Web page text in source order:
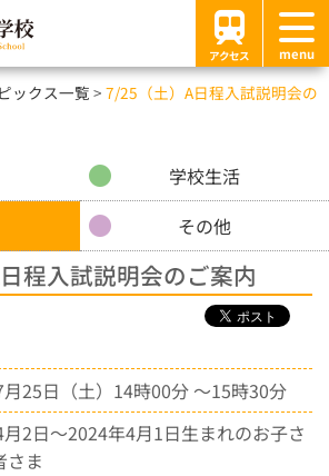
アクセス menu
ックス一覧
7/25（土）A日程入試説明会の
学校生活
その他
程入試説明会のご案内
月25日（土）14時00分 ～15時30分
月2日～2024年4月1日生まれのお子さ
さま